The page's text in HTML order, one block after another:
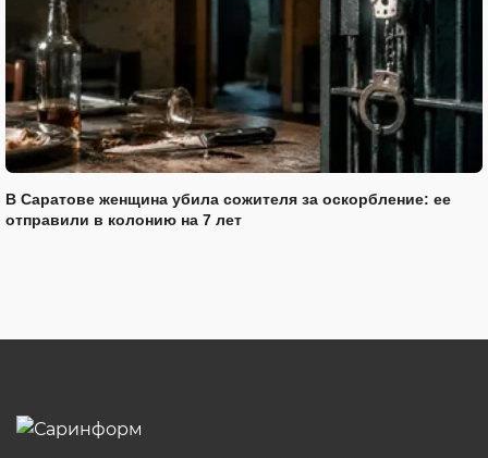
В Саратове женщина убила сожителя за оскорбление: ее
отправили в колонию на 7 лет